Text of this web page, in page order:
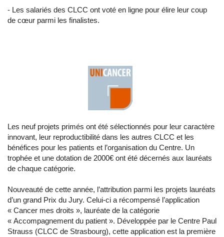
- Les salariés des CLCC ont voté en ligne pour élire leur coup
de cœur parmi les finalistes.
Les neuf projets primés ont été sélectionnés pour leur caractère
innovant, leur reproductibilité dans les autres CLCC et les
bénéfices pour les patients et l’organisation du Centre. Un
trophée et une dotation de 2000€ ont été décernés aux lauréats
de chaque catégorie.
Nouveauté de cette année, l’attribution parmi les projets lauréats
d’un grand Prix du Jury. Celui-ci a récompensé l’application
« Cancer mes droits », lauréate de la catégorie
« Accompagnement du patient ». Développée par le Centre Paul
Strauss (CLCC de Strasbourg), cette application est la première